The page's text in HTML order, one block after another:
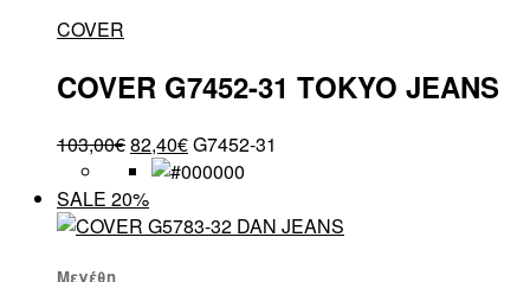
COVER
COVER G7452-31 TOKYO JEANS
103,00€82,40€G7452-31
SALE 20%
Μεγέθη